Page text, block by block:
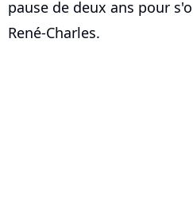
pause de deux ans pour
René-Charles.